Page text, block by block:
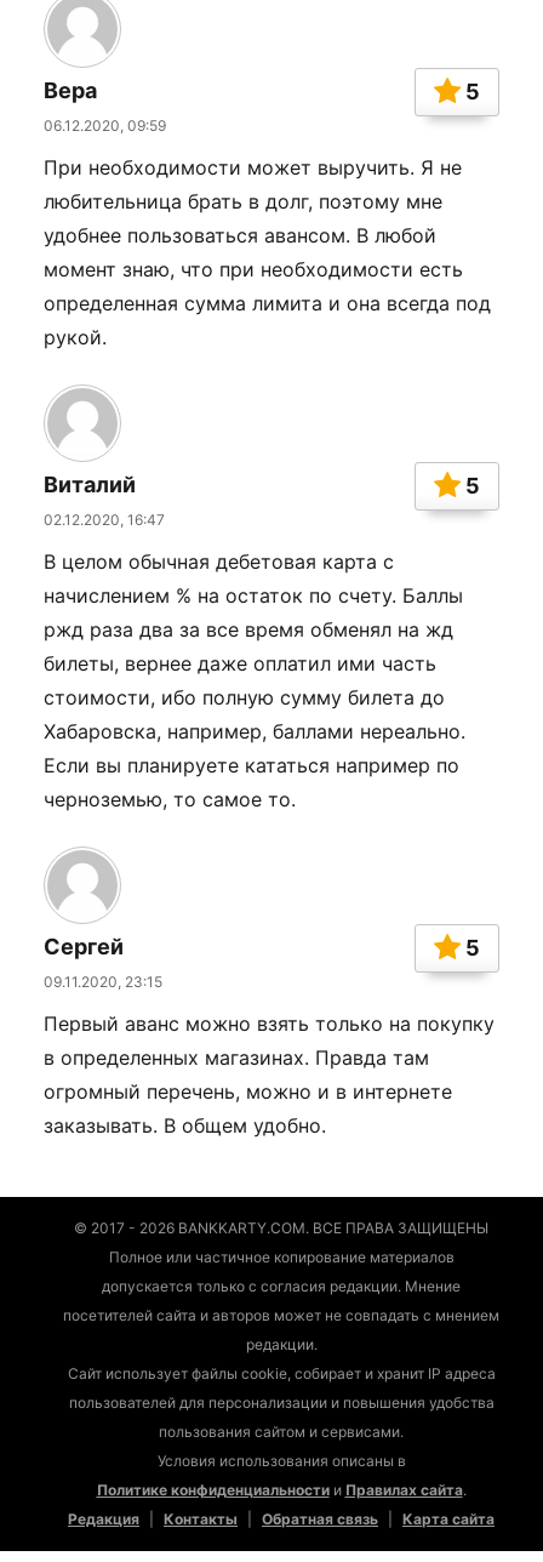
Вера
06.12.2020, 09:59
5
При необходимости может выручить. Я не
любительница брать в долг, поэтому мне
удобнее пользоваться авансом. В любой
момент знаю, что при необходимости есть
определенная сумма лимита и она всегда под
рукой.
Виталий
02.12.2020, 16:47
5
В целом обычная дебетовая карта с
начислением % на остаток по счету. Баллы
ржд раза два за все время обменял на жд
билеты, вернее даже оплатил ими часть
стоимости, ибо полную сумму билета до
Хабаровска, например, баллами нереально.
Если вы планируете кататься например по
черноземью, то самое то.
Сергей
09.11.2020, 23:15
5
Первый аванс можно взять только на покупку
в определенных магазинах. Правда там
огромный перечень, можно и в интернете
заказывать. В общем удобно.
© 2017 - 2026 BANKKARTY.COM. ВСЕ ПРАВА ЗАЩИЩЕНЫ
Полное или частичное копирование материалов
допускается только с согласия редакции. Мнение
посетителей сайта и авторов может не совпадать с мнением
редакции.
Сайт использует файлы cookie, собирает и хранит IP адреса
пользователей для персонализации и повышения удобства
пользования сайтом и сервисами.
Условия использования описаны в
Политике конфиденциальностии Правилах сайта.
Редакция
Контакты Обратная связь Карта сайта